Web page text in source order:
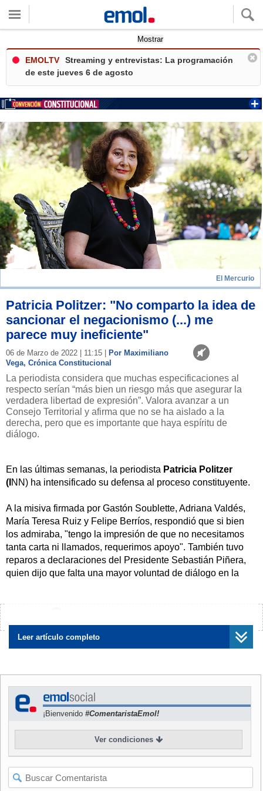
Mostrar
EMOLTV
Streaming y entrevistas: La programación
de este jueves 6 de agosto
+
El Mercurio
Patricia Politzer: "No comparto la idea de
sancionar el negacionismo (...) me
parece muy ineficiente"
06 de Marzo de 2022 | 11:15 |
Por Maximiliano
Vega, Crónica Constitucional
La periodista considera que muchas especificaciones al
respecto serían “más bien un riesgo más que asegurar la
verdadera libertad de expresión”. Valora avanzar a un
Consejo Territorial y afirma que no se ha aislado a la
derecha, pero que es importante que haya espíritu de
diálogo.
En las últimas semanas, la periodista Patricia Politzer
(I NN) ha intensificado su defensa al proceso constituyente.
A la misiva firmada por Gastón Soublette, Adriana Valdés,
María Teresa Ruiz y Felipe Berríos, respondió que si bien
los admiraba, "tengo la impresión de que no necesitamos
tanta carta ni llamados, requerimos apoyo". También tuvo
reparos a declaraciones del Presidente Sebastián Piñera,
quien dijo que falta una mayor voluntad de diálogo en la
NOTICIASRELACIONADAS
Comisión de Sistema político
continúa en la búsqueda de
los dos tercios
Lo avanzado y lo pendiente:
El balance de
convencionales feministas
previo al 8-M
Leer artículo completo
¡Bienvenido #ComentaristaEmol!
Ver condiciones